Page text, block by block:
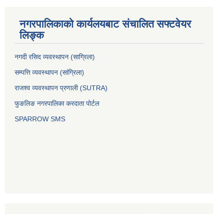
नगरपालिकाको कार्यलयबाट संचालित सफ्टवेयर
लिङ्क
नगदी रसिद व्यवस्थापन (साग्रिला)
सम्पत्ति व्यवस्थापन (सांग्रिला)
राजश्व व्यवस्थापन प्रणाली (SUTRA)
फुङलिङ नगरपालिका करदाता पोर्टल
SPARROW SMS